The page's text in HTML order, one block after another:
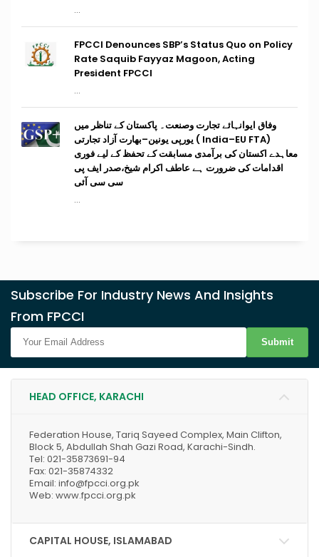
...
FPCCI Denounces SBP’s Status Quo on Policy
Rate Saquib Fayyaz Magoon, Acting
President FPCCI
...
وفاق ایوانہائے تجارت وصنعت۔ پاکستان کے تناظر میں
(India–EU FTA ) یورپی یونین–بھارت آزاد تجارتی
معاہدے اکستان کی برآمدی مسابقت کے تحفظ کے لیے فوری
اقدامات کی ضرورت ہے عاطف اکرام شیخ،صدر ایف پی
سی سی آئی
...
Subscribe For Industry News And Insights
From FPCCI
Submit
HEAD OFFICE, KARACHI
Federation House, Tariq Sayeed Complex, Main Clifton,
Block 5, Abdullah Shah Gazi Road, Karachi-Sindh.
Tel: 021-35873691-94
Fax: 021-35874332
Email: info@fpcci.org.pk
Web: www.fpcci.org.pk
CAPITAL HOUSE, ISLAMABAD